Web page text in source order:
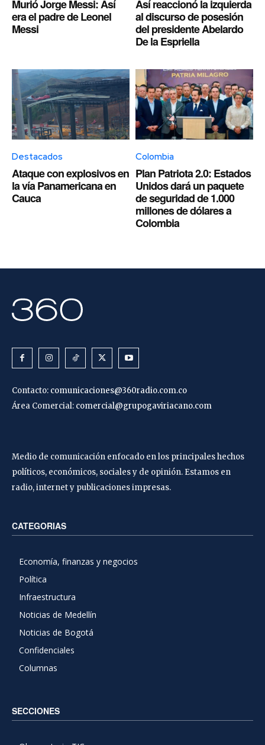
Murió Jorge Messi: Así
era el padre de Leonel
Messi
Así reaccionó la izquierda
al discurso de posesión
del presidente Abelardo
De la Espriella
Destacados
Ataque con explosivos en
la vía Panamericana en
Cauca
Colombia
Plan Patriota 2.0: Estados
Unidos dará un paquete
de seguridad de 1.000
millones de dólares a
Colombia
Contacto: comunicaciones@360radio.com.co
Área Comercial: comercial@grupogaviriacano.com
Medio de comunicación enfocado en los principales hechos
políticos, económicos, sociales y de opinión. Estamos en
radio, internet y publicaciones impresas.
CATEGORIAS
Economía, finanzas y negocios
Política
Infraestructura
Noticias de Medellín
Noticias de Bogotá
Confidenciales
Columnas
SECCIONES